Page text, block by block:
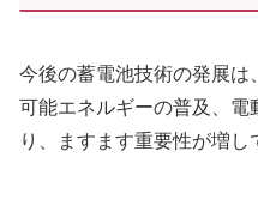
今後の蓄電池技術の発展は
可能エネルギーの普及、電
り、ますます重要性が増し